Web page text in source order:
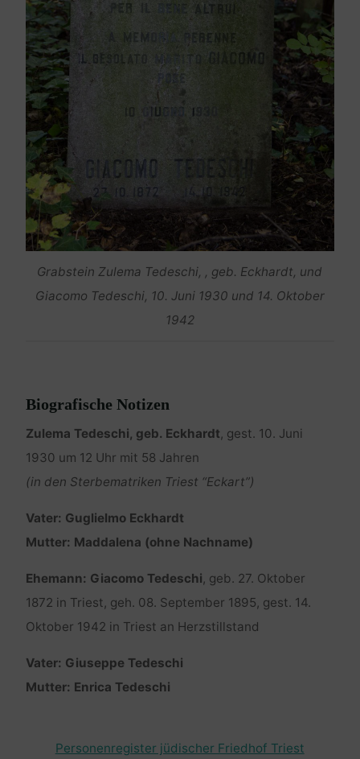
Grabstein Zulema Tedeschi, , geb. Eckhardt, und
Giacomo Tedeschi, 10. Juni 1930 und 14. Oktober
1942
Biografische Notizen
Zulema Tedeschi, geb. Eckhardt, gest. 10. Juni
1930 um 12 Uhr mit 58 Jahren
(in den Sterbematriken Triest “Eckart”)
Vater: Guglielmo Eckhardt
Mutter: Maddalena (ohne Nachname)
Ehemann: Giacomo Tedeschi, geb. 27. Oktober
1872 in Triest, geh. 08. September 1895, gest. 14.
Oktober 1942 in Triest an Herzstillstand
Vater: Giuseppe Tedeschi
Mutter: Enrica Tedeschi
Personenregister jüdischer Friedhof Triest